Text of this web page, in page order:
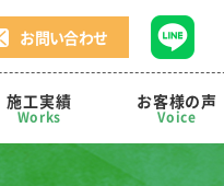
お問い合わせ
施工実績
Works
お客様の声
Voice